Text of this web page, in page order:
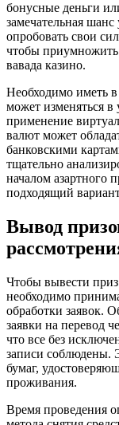
бонусные деньги
замечательная
опробовать свои
чтобы
вавада казино.
Необходимо иметь
может изменяться
применение
валют может
банковскими
тщательно
началом азартного
подходящий
Вывод
Чтобы вывести
необходимо
обработки заявок.
заявки на перевод
что все без
записи соблюдены.
бумаг,
проживания.
Время проведения